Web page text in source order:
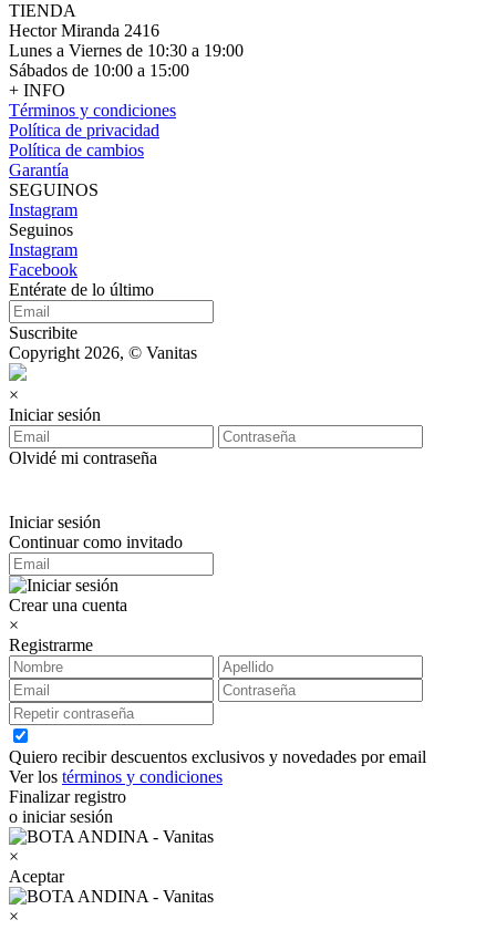
TIENDA
Hector Miranda 2416
Lunes a Viernes de 10:30 a 19:00
Sábados de 10:00 a 15:00
+ INFO
Términos y condiciones
Política de privacidad
Política de cambios
Garantía
SEGUINOS
Instagram
Seguinos
Instagram
Facebook
Entérate de lo último
Suscribite
Copyright 2026, © Vanitas
×
Iniciar sesión
Olvidé mi contraseña
Iniciar sesión
Continuar como invitado
Crear una cuenta
×
Registrarme
Quiero recibir descuentos exclusivos y novedades por email
Ver los términos y condiciones
Finalizar registro
o iniciar sesión
×
Aceptar
×